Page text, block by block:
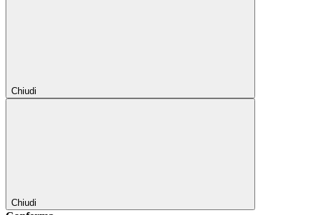
Chiudi
Chiudi